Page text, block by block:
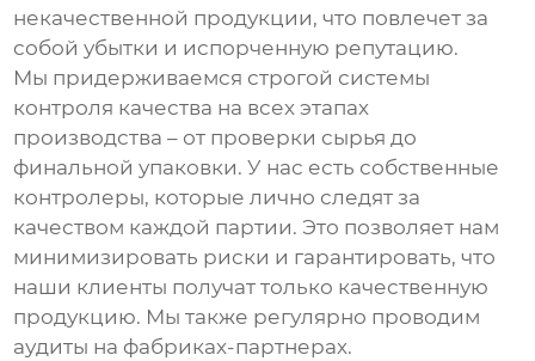
некачественной продукции, что повлечет за
собой убытки и испорченную репутацию.
Мы придерживаемся строгой системы
контроля качества на всех этапах
производства – от проверки сырья до
финальной упаковки. У нас есть собственные
контролеры, которые лично следят за
качеством каждой партии. Это позволяет нам
минимизировать риски и гарантировать, что
наши клиенты получат только качественную
продукцию. Мы также регулярно проводим
аудиты на фабриках-партнерах.